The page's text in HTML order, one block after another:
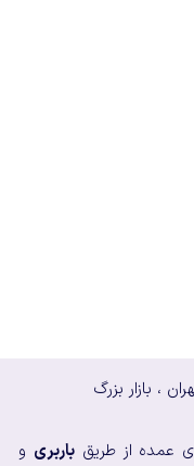
، بازار بزرگ
عمده از طریقباربری و